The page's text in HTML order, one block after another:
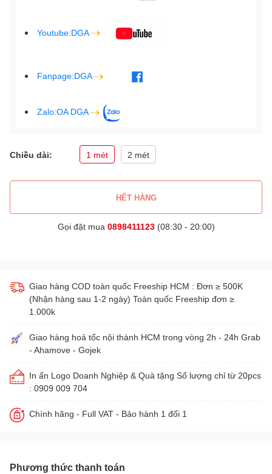
Youtube:DGA
Fanpage:DGA
Zalo:OA DGA
Chiều dài: 1 mét 2 mét
HẾT HÀNG
Gọi đặt mua 0898411123(08:30 - 20:00)
Giao hàng COD toàn quốc Freeship HCM : Đơn ≥ 500K
(Nhận hàng sau 1-2 ngày) Toàn quốc Freeship đơn ≥
1.000k
Giao hàng hoả tốc nội thành HCM trong vòng 2h - 24h Grab
- Ahamove - Gojek
In ấn Logo Doanh Nghiệp & Quà tặng Số lượng chỉ từ 20pcs
: 0909 009 704
Chính hãng - Full VAT - Bảo hành 1 đổi 1
Phương thức thanh toán